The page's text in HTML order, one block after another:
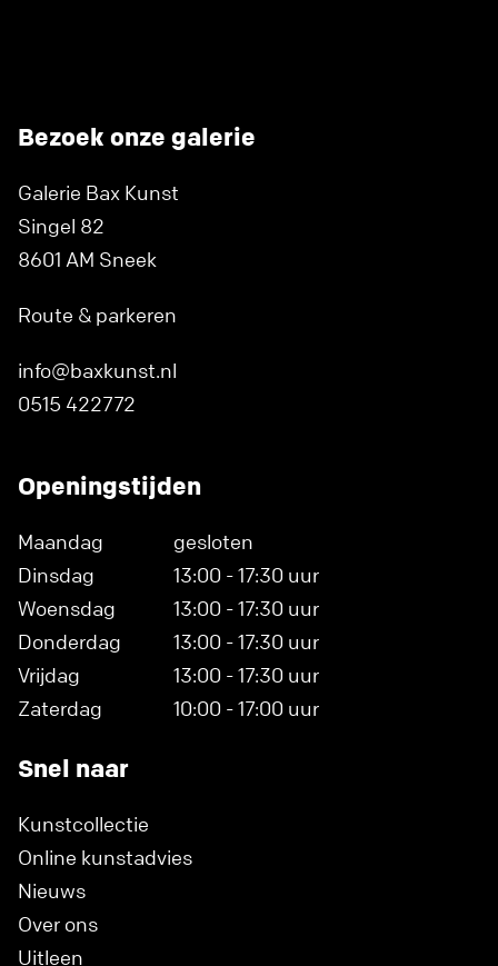
Bezoek onze galerie
Galerie Bax Kunst
Singel 82
8601 AM Sneek
Route & parkeren
info@baxkunst.nl
0515 422772
Openingstijden
Maandag
gesloten
Dinsdag
13:00 - 17:30 uur
Woensdag
13:00 - 17:30 uur
Donderdag
13:00 - 17:30 uur
Vrijdag
13:00 - 17:30 uur
Zaterdag
10:00 - 17:00 uur
Snel naar
Kunstcollectie
Online kunstadvies
Nieuws
Over ons
Uitleen